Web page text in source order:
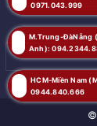
©
HCM-Miền Nam
0944.840.666
0971.043.999
M.Trung-ĐàNẵng
Anh):